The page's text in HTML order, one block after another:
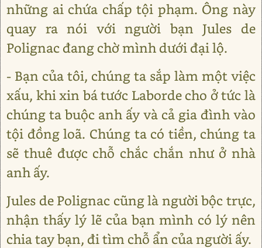
những ai chứa chấp tội phạm. Ông này
quay ra nói với người bạn Jules de
Polignac đang chờ mình dưới đại lộ.
- Bạn của tôi, chúng ta sắp làm một việc
xấu, khi xin bá tước Laborde cho ở tức là
chúng ta buộc anh ấy và cả gia đình vào
tội đồng loã. Chúng ta có tiền, chúng ta
sẽ thuê được chỗ chắc chắn như ở nhà
anh ấy.
Jules de Polignac cũng là người bộc trực,
nhận thấy lý lẽ của bạn mình có lý nên
chia tay bạn, đi tìm chỗ ẩn của người ấy.